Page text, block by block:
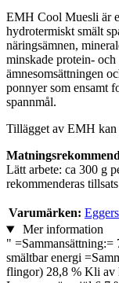
EMH Cool Muesli är
hydrotermiskt smält
näringsämnen,
minskade protein-
ämnesomsättningen
ponnyer som ensamt
spannmål.
Tillägget av EMH kan
Lätt arbete: ca 300 g
rekommenderas
Varumärken:
Mer information
" =Sammansättning:=
smältbar energi
flingor) 28,8 % Kli av